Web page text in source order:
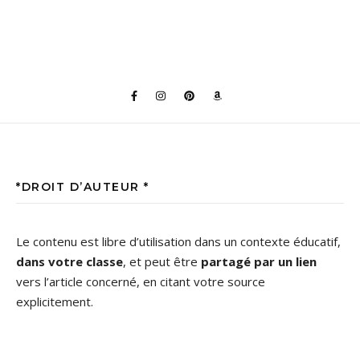
*DROIT D’AUTEUR *
Le contenu est libre d’utilisation dans un contexte éducatif,
dans votre classe, et peut être partagé par un lien
vers l’article concerné, en citant votre source
explicitement.